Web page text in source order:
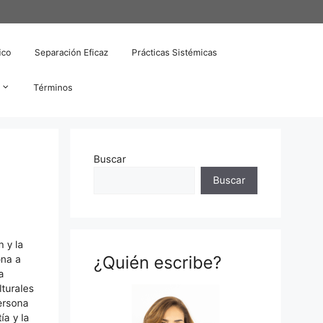
Separación Eficaz Prácticas Sistémicas
Términos
y la
a
y la
Buscar
Buscar
¿Quién escribe?